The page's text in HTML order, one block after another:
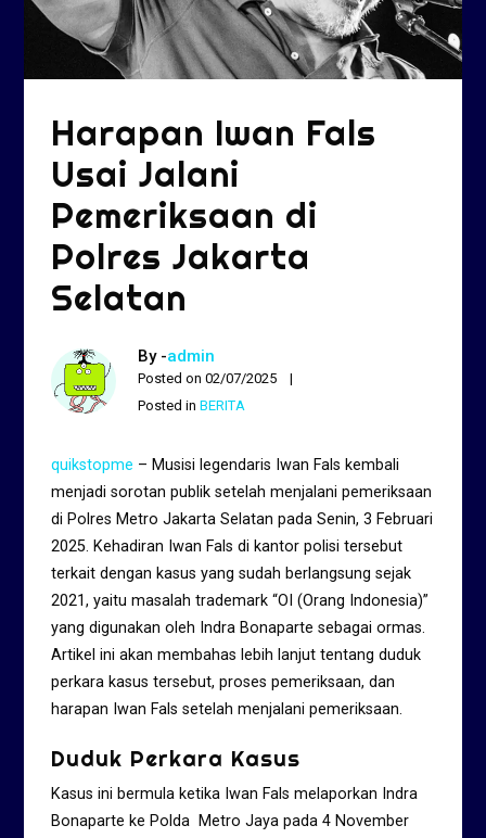
Harapan Iwan Fals
Usai Jalani
Pemeriksaan di
Polres Jakarta
Selatan
By -admin
Posted on02/07/2025
Posted inBERITA
quikstopme – Musisi legendaris Iwan Fals kembali
menjadi sorotan publik setelah menjalani pemeriksaan
di Polres Metro Jakarta Selatan pada Senin, 3 Februari
2025. Kehadiran Iwan Fals di kantor polisi tersebut
terkait dengan kasus yang sudah berlangsung sejak
2021, yaitu masalah trademark “OI (Orang Indonesia)”
yang digunakan oleh Indra Bonaparte sebagai ormas.
Artikel ini akan membahas lebih lanjut tentang duduk
perkara kasus tersebut, proses pemeriksaan, dan
harapan Iwan Fals setelah menjalani pemeriksaan.
Duduk Perkara Kasus
Kasus ini bermula ketika Iwan Fals melaporkan Indra
Bonaparte ke Polda Metro Jaya pada 4 November